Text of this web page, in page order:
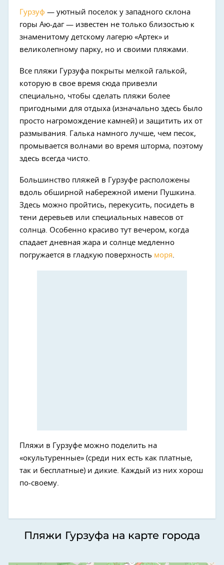
Гурзуф — уютный поселок у западного склона
горы Аю-даг — известен не только близостью к
знаменитому детскому лагерю «Артек» и
великолепному парку, но и своими пляжами.
Все пляжи Гурзуфа покрыты мелкой галькой,
которую в свое время сюда привезли
специально, чтобы сделать пляжи более
пригодными для отдыха (изначально здесь было
просто нагромождение камней) и защитить их от
размывания. Галька намного лучше, чем песок,
промывается волнами во время шторма, поэтому
здесь всегда чисто.
Большинство пляжей в Гурзуфе расположены
вдоль обширной набережной имени Пушкина.
Здесь можно пройтись, перекусить, посидеть в
тени деревьев или специальных навесов от
солнца. Особенно красиво тут вечером, когда
спадает дневная жара и солнце медленно
погружается в гладкую поверхность моря.
Пляжи в Гурзуфе можно поделить на
«окультуренные» (среди них есть как платные,
так и бесплатные) и дикие. Каждый из них хорош
по-своему.
Пляжи Гурзуфа на карте города